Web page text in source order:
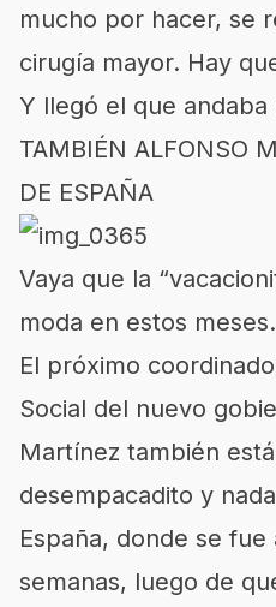
mucho por hacer, se
cirugía mayor. Hay
Y llegó el que
TAMBIÉN ALFONSO
DE ESPAÑA
Vaya que la
moda en estos meses.
El próximo
Social del nuevo
Martínez también
desempacadito y
España, donde se fue
semanas, luego de